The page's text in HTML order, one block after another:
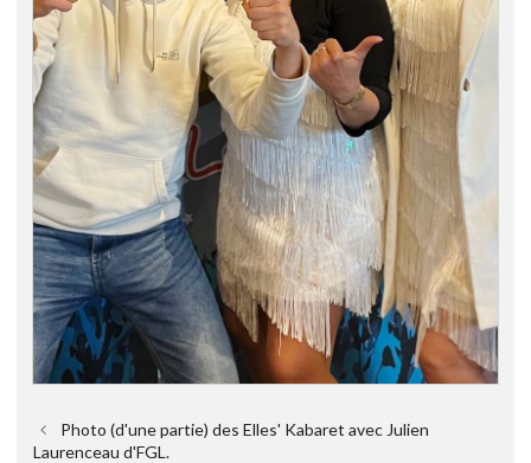
Photo (d'une partie) des Elles' Kabaret avec Julien
Laurenceau d'FGL.